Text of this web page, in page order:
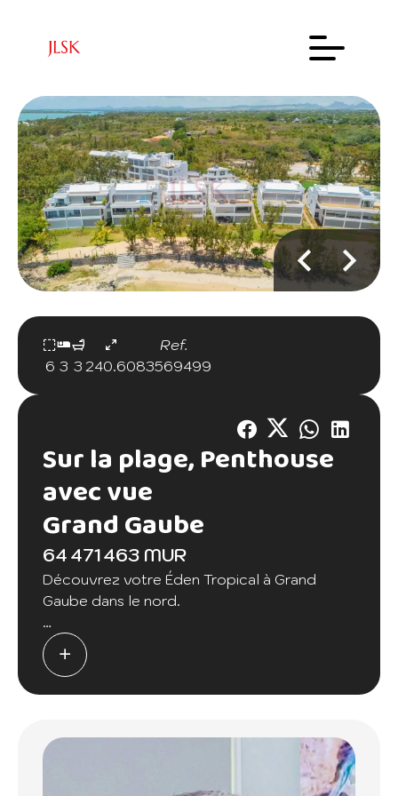
6 3 3 240.60
Ref.
83569499
Sur la plage, Penthouse
avec vue
Grand Gaube
64 471 463 MUR
Découvrez votre Éden Tropical à Grand
Gaube dans le nord.
Vous recherchez une évasion de luxe ou un
investissement paradisiaque? Ne cherchez
- Penthouse Magnifique avec 3 chambres en
- Cuisine Haut de Gamme équipée pour les